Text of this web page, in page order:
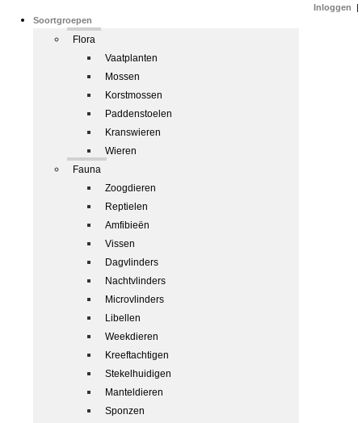
Soortgroepen
Flora
Vaatplanten
Mossen
Korstmossen
Paddenstoelen
Kranswieren
Wieren
Fauna
Zoogdieren
Reptielen
Amfibieën
Vissen
Dagvlinders
Nachtvlinders
Microvlinders
Libellen
Weekdieren
Kreeftachtigen
Stekelhuidigen
Manteldieren
Sponzen
Inloggen |